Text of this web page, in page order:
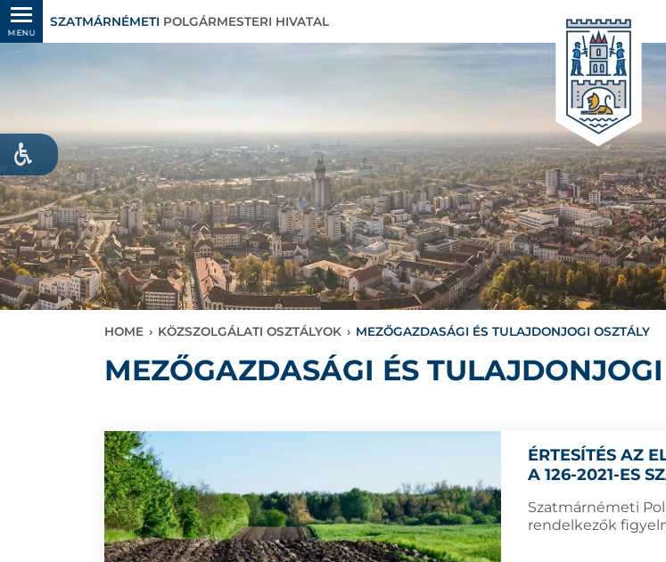
MENU
SZATMÁRNÉMETI POLGÁRMESTERI HIVATAL
HOME › KÖZSZOLGÁLATI OSZTÁLYOK › MEZŐGAZDASÁGI ÉS TULAJDONJOGI OSZTÁLY
MEZŐGAZDASÁGI ÉS
ÉRTESÍTÉS AZ
A 126-2021-ES
Szatmárnémeti
rendelkezők